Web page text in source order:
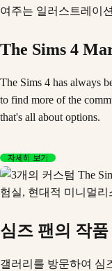
The Sims 4
The Sims 4 has always
to find more of the
that's all about options.
자세히 보기
심즈 팬의 작
갤러리를 방문하여 심